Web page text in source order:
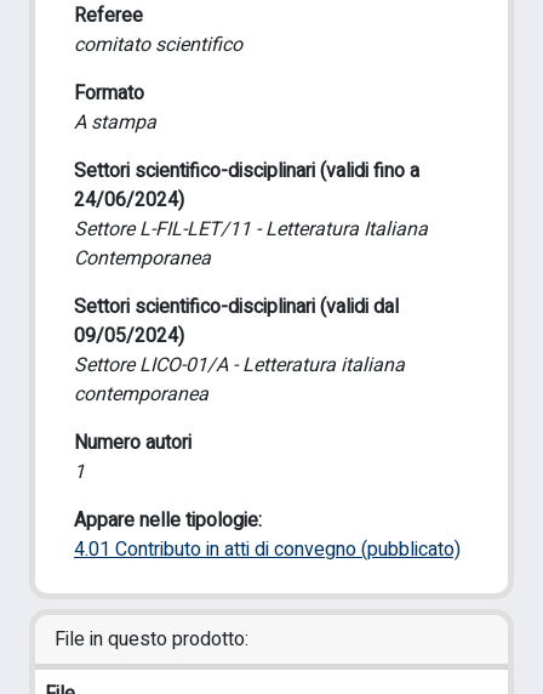
Referee
comitato scientifico
Formato
A stampa
Settori scientifico-disciplinari (validi fino a
24/06/2024)
Settore L-FIL-LET/11 - Letteratura Italiana
Contemporanea
Settori scientifico-disciplinari (validi dal
09/05/2024)
Settore LICO-01/A - Letteratura italiana
contemporanea
Numero autori
1
Appare nelle tipologie:
4.01 Contributo in atti di convegno (pubblicato)
File in questo prodotto: